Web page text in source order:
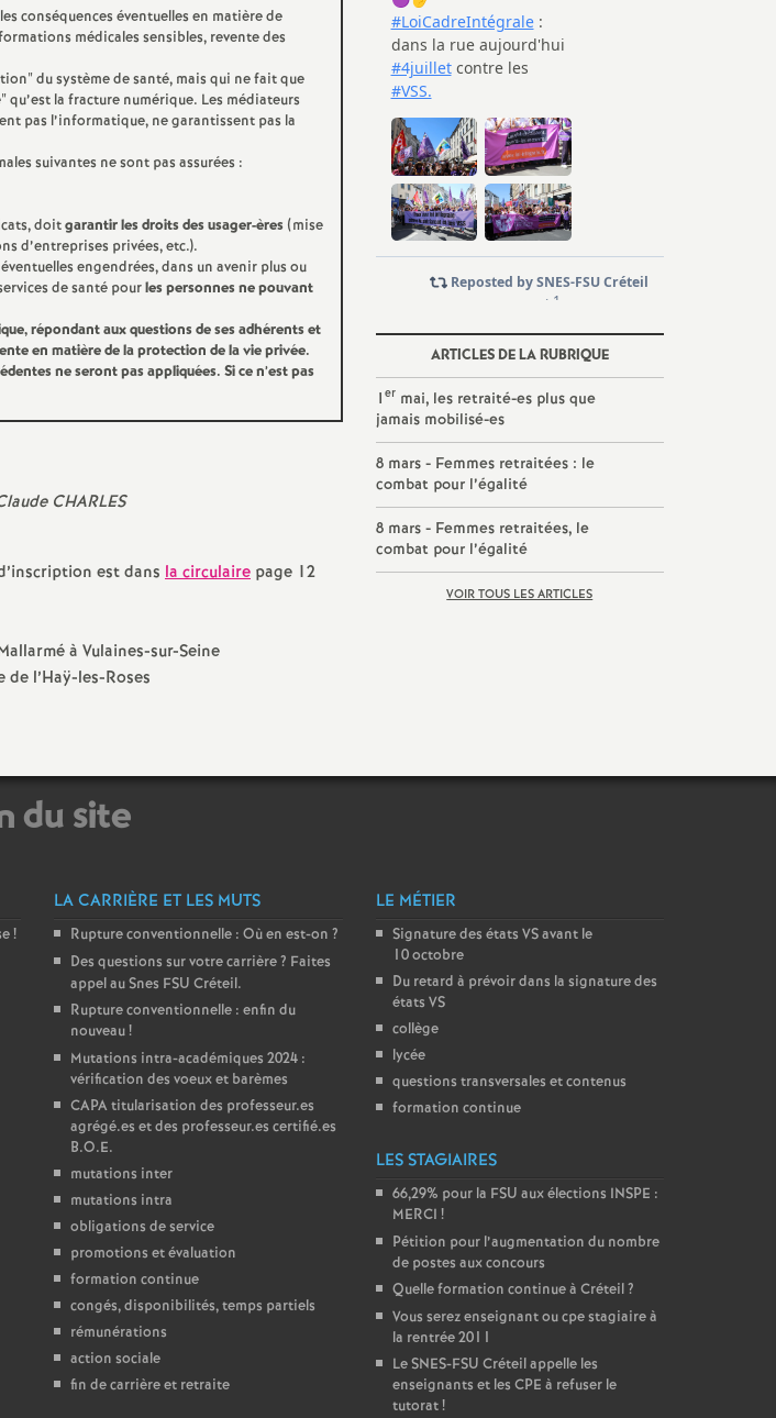
conséquences éventuelles en matière de
médicales sensibles, revente des
du système de santé, mais qui ne fait que
la fracture numérique. Les médiateurs
pas l’informatique, ne garantissent pas la
suivantes ne sont pas assurées :
doitgarantir les droits des usager-ères (mise
d’entreprises privées, etc.).
engendrées, dans un avenir plus ou
de santé pourles personnes ne pouvant
répondant aux questions de ses adhérents et
en matière de la protection de la vie privée.
ne seront pas appliquées. Si ce n’est pas
CHARLES
est dans la circulaire page 12
à Vulaines-sur-Seine
l’Haÿ-les-Roses
ARTICLES DE LA RUBRIQUE
1ermai, les retraité-es plus que
jamais mobilisé-es
8 mars - Femmes retraitées : le
combat pour l’égalité
8 mars - Femmes retraitées, le
combat pour l’égalité
VOIR TOUS LES ARTICLES
du site
!
LA CARRIÈRE ET LES MUTS
Rupture conventionnelle : Où en est-on ?
Des questions sur votre carrière? Faites
appel au Snes FSU Créteil.
Rupture conventionnelle : enfin du
nouveau!
Mutations intra-académiques 2024 :
vérification des voeux et barèmes
CAPAtitularisation des professeur.es
agrégé.es et des professeur.es certifié.es
B.O.E.
mutations inter
mutations intra
obligations de service
promotions et évaluation
formation continue
congés, disponibilités, temps partiels
rémunérations
action sociale
fin de carrière et retraite
LE MÉTIER
Signature des états VSavant le
10 octobre
Du retard à prévoir dans la signature des
états VS
collège
lycée
questions transversales et contenus
formation continue
LES STAGIAIRES
66,29% pour la FSU aux élections INSPE :
MERCI !
Pétition pour l’augmentation du nombre
de postes aux concours
Quelle formation continue à Créteil?
Vous serez enseignant ou cpe stagiaire à
la rentrée 2011
LeSNES-FSU Créteil appelle les
enseignants et les CPE à refuser le
tutorat!